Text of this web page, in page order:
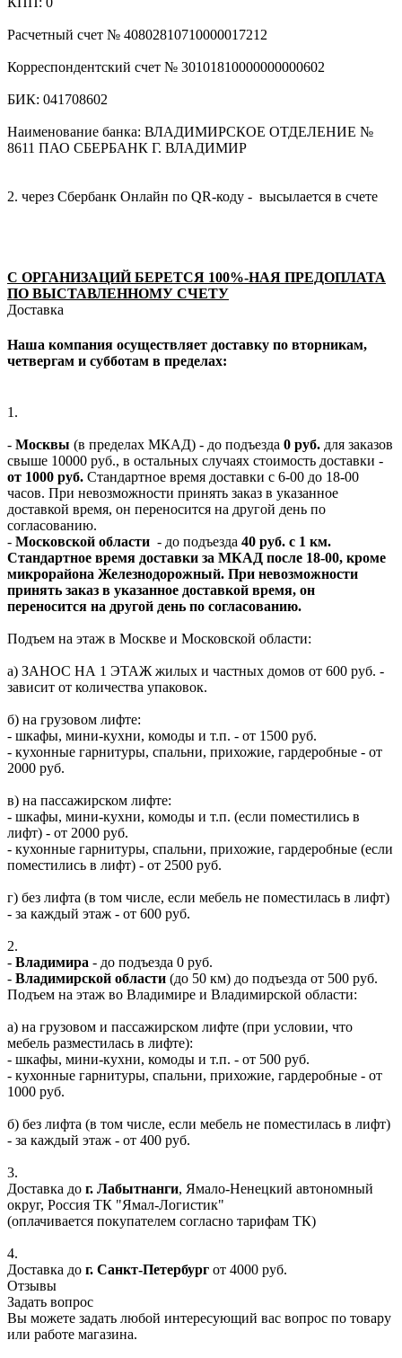
Расчетный счет № 40802810710000017212
Корреспондентский счет № 30101810000000000602
БИК: 041708602
Наименование банка: ВЛАДИМИРСКОЕ ОТДЕЛЕНИЕ №
8611 ПАО СБЕРБАНК Г. ВЛАДИМИР
2. через Сбербанк Онлайн по QR-коду - высылается в счете
С ОРГАНИЗАЦИЙ БЕРЕТСЯ 100%-НАЯ ПРЕДОПЛАТА
ПО ВЫСТАВЛЕННОМУ СЧЕТУ
Доставка
Наша компания осуществляет доставку по вторникам,
четвергам и субботам в пределах:
1.
- Москвы (в пределах МКАД) - до подъезда 0 руб. для заказов
свыше 10000 руб., в остальных случаях стоимость доставки -
от 1000 руб. Стандартное время доставки с 6-00 до 18-00
часов. При невозможности принять заказ в указанное
доставкой время, он переносится на другой день по
согласованию.
- Московской области - до подъезда 40 руб. с 1 км.
Стандартное время доставки за МКАД после 18-00, кроме
микрорайона Железнодорожный. При невозможности
принять заказ в указанное доставкой время, он
переносится на другой день по согласованию.
Подъем на этаж в Москве и Московской области:
а) ЗАНОС НА 1 ЭТАЖ жилых и частных домов от 600 руб. -
зависит от количества упаковок.
б) на грузовом лифте:
- шкафы, мини-кухни, комоды и т.п. - от 1500 руб.
- кухонные гарнитуры, спальни, прихожие, гардеробные - от
2000 руб.
в) на пассажирском лифте:
- шкафы, мини-кухни, комоды и т.п. (если поместились в
лифт) - от 2000 руб.
- кухонные гарнитуры, спальни, прихожие, гардеробные (если
поместились в лифт) - от 2500 руб.
г) без лифта (в том числе, если мебель не поместилась в лифт)
- за каждый этаж - от 600 руб.
2.
- Владимира - до подъезда 0 руб.
- Владимирской области (до 50 км) до подъезда от 500 руб.
Подъем на этаж во Владимире и Владимирской области:
а) на грузовом и пассажирском лифте (при условии, что
мебель разместилась в лифте):
- шкафы, мини-кухни, комоды и т.п. - от 500 руб.
- кухонные гарнитуры, спальни, прихожие, гардеробные - от
1000 руб.
б) без лифта (в том числе, если мебель не поместилась в лифт)
- за каждый этаж - от 400 руб.
3.
Доставка до г. Лабытнанги, Ямало-Ненецкий автономный
округ, Россия ТК "Ямал-Логистик"
(оплачивается покупателем согласно тарифам ТК)
4.
Доставка до г. Санкт-Петербург от 4000 руб.
Отзывы
Задать вопрос
Вы можете задать любой интересующий вас вопрос по товару
или работе магазина.